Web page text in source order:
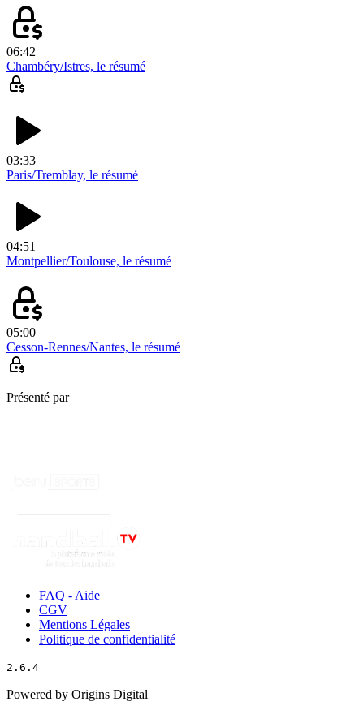
06:42
Chambéry/Istres, le résumé
03:33
Paris/Tremblay, le résumé
04:51
Montpellier/Toulouse, le résumé
05:00
Cesson-Rennes/Nantes, le résumé
Présenté par
FAQ - Aide
CGV
Mentions Légales
Politique de confidentialité
2.6.4
Powered by Origins Digital